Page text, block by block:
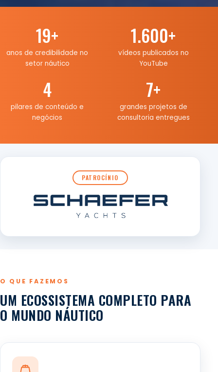
19+
anos de credibilidade no
setor náutico
1.600+
vídeos publicados no
YouTube
4
pilares de conteúdo e
negócios
7+
grandes projetos de
consultoria entregues
PATROCÍNIO
O QUE FAZEMOS
UM ECOSSISTEMA COMPLETO PARA
O MUNDO NÁUTICO